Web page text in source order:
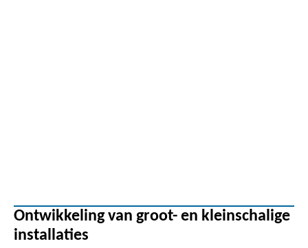
Ontwikkeling van groot- en kleinschalige
installaties